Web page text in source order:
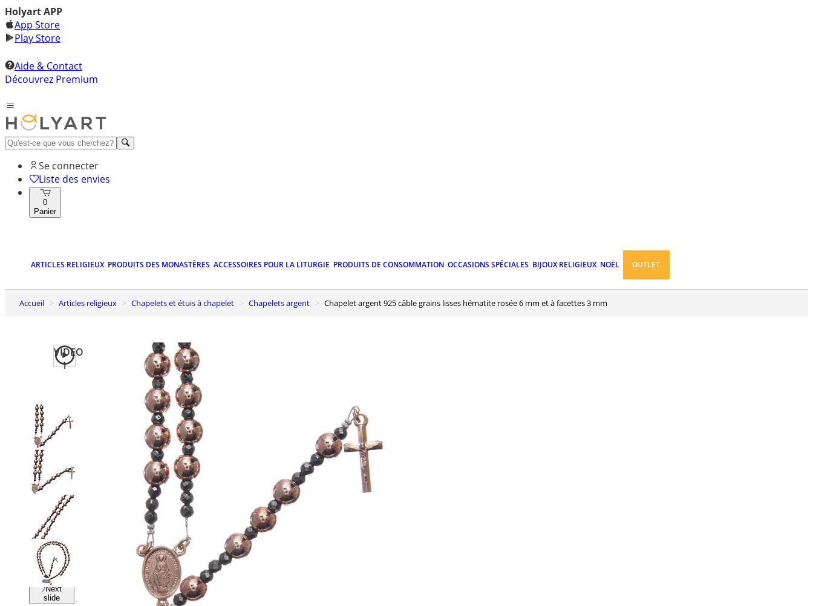
Holyart APP
App Store
Play Store
Aide & Contact
Découvrez Premium
Se connecter
Liste des envies
0
Panier
ARTICLES RELIGIEUX PRODUITS DES MONASTÈRES ACCESSOIRES POUR LA LITURGIE PRODUITS DE CONSOMMATION OCCASIONS SPÉCIALES BIJOUX RELIGIEUX NOËL OUTLET
Accueil Articles religieux Chapelets et étuis à chapelet Chapelets argent Chapelet argent 925 câble grains lisses hématite rosée 6 mm et à facettes 3 mm
VIDEO
1
Previous
slide
Next
slide